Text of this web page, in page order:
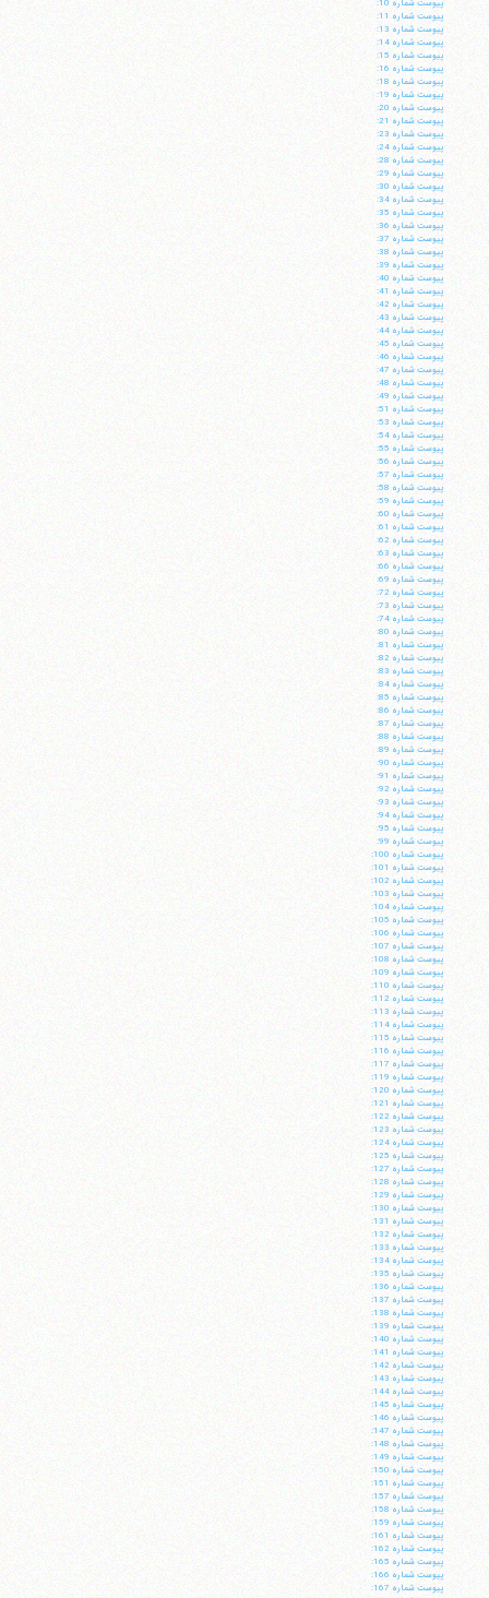
پيوست شماره 10:
پيوست شماره 11:
پيوست شماره 13:
پيوست شماره 14:
پيوست شماره 15:
پيوست شماره 16:
پيوست شماره 18:
پيوست شماره 19:
پيوست شماره 20:
پيوست شماره 21:
پيوست شماره 23:
پيوست شماره 24:
پيوست شماره 28:
پيوست شماره 29:
پيوست شماره 30:
پيوست شماره 34:
پيوست شماره 35:
پيوست شماره 36:
پيوست شماره 37:
پيوست شماره 38:
پيوست شماره 39:
پيوست شماره 40:
پيوست شماره 41:
پيوست شماره 42:
پيوست شماره 43:
پيوست شماره 44:
پيوست شماره 45:
پيوست شماره 46:
پيوست شماره 47:
پيوست شماره 48:
پيوست شماره 49:
پيوست شماره 51:
پيوست شماره 53:
پيوست شماره 54:
پيوست شماره 55:
پيوست شماره 56:
پيوست شماره 57:
پيوست شماره 58:
پيوست شماره 59:
پيوست شماره 60:
پيوست شماره 61:
پيوست شماره 62:
پيوست شماره 63:
پيوست شماره 66:
پيوست شماره 69:
پيوست شماره 72:
پيوست شماره 73:
پيوست شماره 74:
پيوست شماره 80:
پيوست شماره 81:
پيوست شماره 82:
پيوست شماره 83:
پيوست شماره 84:
پيوست شماره 85:
پيوست شماره 86:
پيوست شماره 87:
پيوست شماره 88:
پيوست شماره 89:
پيوست شماره 90:
پيوست شماره 91:
پيوست شماره 92:
پيوست شماره 93:
پيوست شماره 94:
پيوست شماره 95:
پيوست شماره 99:
پيوست شماره 100:
پيوست شماره 101:
پيوست شماره 102:
پيوست شماره 103:
پيوست شماره 104:
پيوست شماره 105:
پيوست شماره 106:
پيوست شماره 107:
پيوست شماره 108:
پيوست شماره 109:
پيوست شماره 110:
پيوست شماره 112:
پيوست شماره 113:
پيوست شماره 114:
پيوست شماره 115:
پيوست شماره 116:
پيوست شماره 117:
پيوست شماره 119:
پيوست شماره 120:
پيوست شماره 121:
پيوست شماره 122:
پيوست شماره 123:
پيوست شماره 124:
پيوست شماره 125:
پيوست شماره 127:
پيوست شماره 128:
پيوست شماره 129:
پيوست شماره 130:
پيوست شماره 131:
پيوست شماره 132:
پيوست شماره 133:
پيوست شماره 134:
پيوست شماره 135:
پيوست شماره 136:
پيوست شماره 137:
پيوست شماره 138:
پيوست شماره 139:
پيوست شماره 140:
پيوست شماره 141:
پيوست شماره 142:
پيوست شماره 143:
پيوست شماره 144:
پيوست شماره 145:
پيوست شماره 146:
پيوست شماره 147:
پيوست شماره 148:
پيوست شماره 149:
پيوست شماره 150:
پيوست شماره 151:
پيوست شماره 157:
پيوست شماره 158:
پيوست شماره 159:
پيوست شماره 161:
پيوست شماره 162:
پيوست شماره 165:
پيوست شماره 166:
پيوست شماره 167: